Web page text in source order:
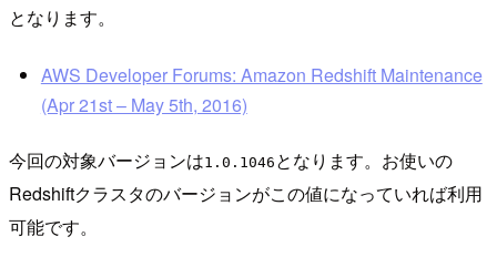
となります。
AWS Developer Forums: Amazon Redshift Maintenance
(Apr 21st – May 5th, 2016)
今回の対象バージョンは1.0.1046 となります。お使いの
Redshiftクラスタのバージョンがこの値になっていれば利用
可能です。